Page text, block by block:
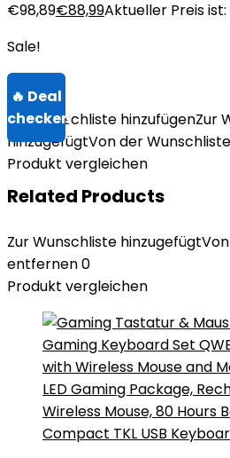
€98,89€88,99Aktueller Preis
Sale!
Zur Wunschliste hinzufügenZur
hinzugefügtVon der
Produkt vergleichen
Related Products
Zur Wunschliste hinzugefügt
entfernen0
Produkt vergleichen